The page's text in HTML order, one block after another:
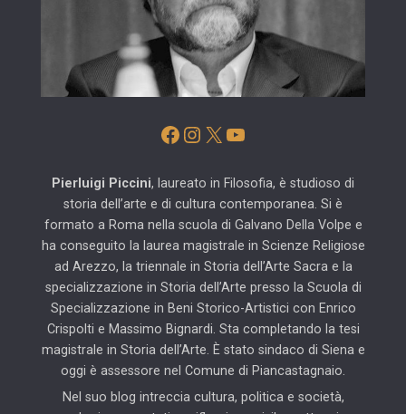
Facebook
Instagram
X YouTube
Pierluigi Piccini, laureato in Filosofia, è studioso di
storia dell’arte e di cultura contemporanea. Si è
formato a Roma nella scuola di Galvano Della Volpe e
ha conseguito la laurea magistrale in Scienze Religiose
ad Arezzo, la triennale in Storia dell’Arte Sacra e la
specializzazione in Storia dell’Arte presso la Scuola di
Specializzazione in Beni Storico-Artistici con Enrico
Crispolti e Massimo Bignardi. Sta completando la tesi
magistrale in Storia dell’Arte. È stato sindaco di Siena e
oggi è assessore nel Comune di Piancastagnaio.
Nel suo blog intreccia cultura, politica e società,